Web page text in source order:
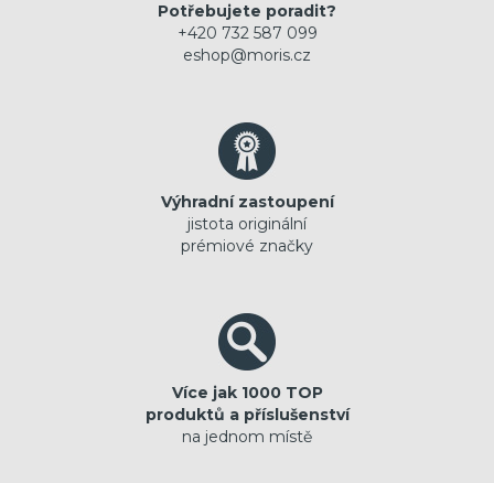
Potřebujete poradit?
+420 732 587 099
eshop@moris.cz
Výhradní zastoupení
jistota originální
prémiové značky
Více jak 1000 TOP
produktů a příslušenství
na jednom místě